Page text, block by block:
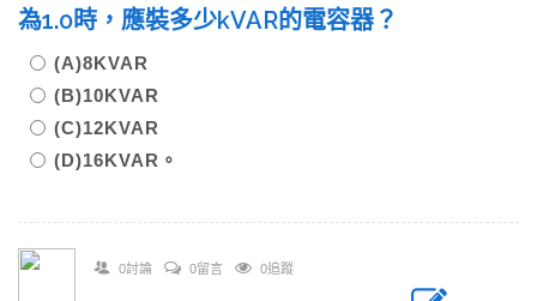
為1.0時，應裝多少kVAR的電容器？
(A)8KVAR
(B)10KVAR
(C)12KVAR
(D)16KVAR。
0討論 0留言 0追蹤